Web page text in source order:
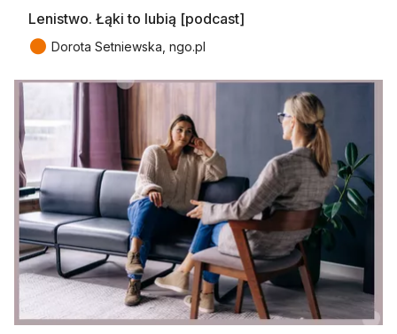
Lenistwo. Łąki to lubią [podcast]
● Dorota Setniewska, ngo.pl